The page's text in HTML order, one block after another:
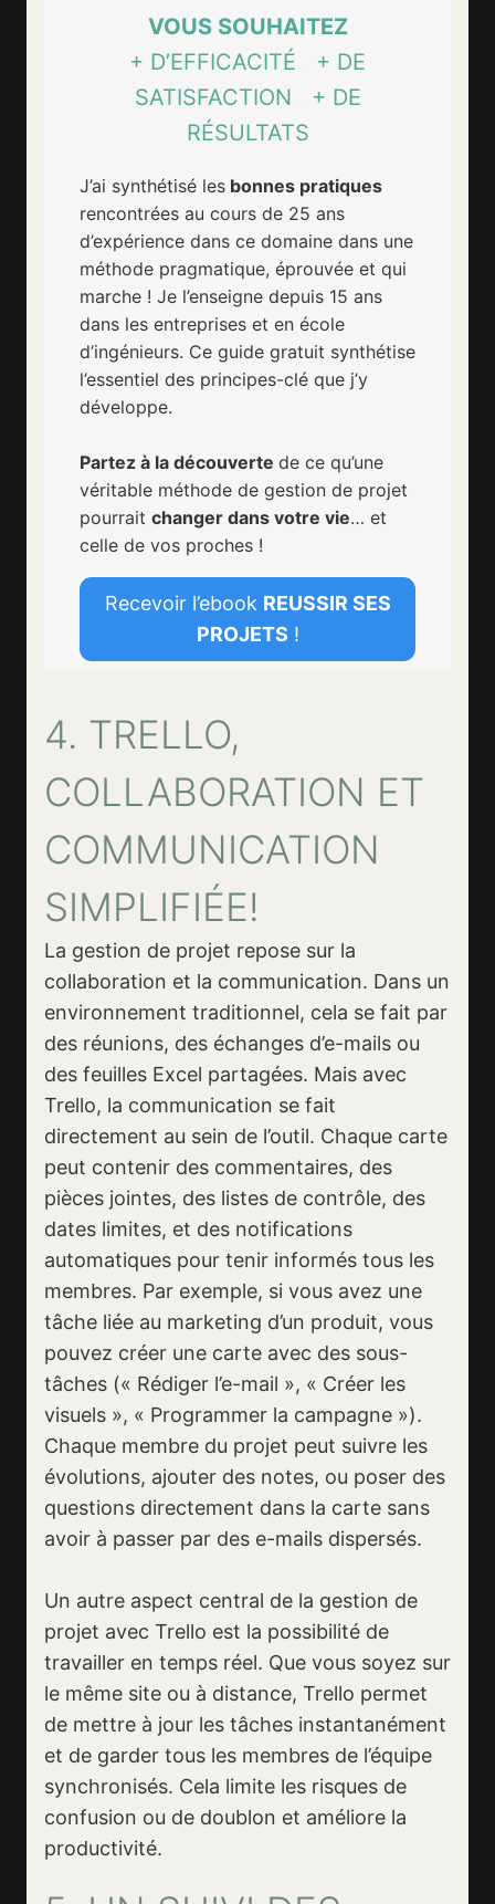
VOUS SOUHAITEZ
+ D’EFFICACITÉ
+ DE
SATISFACTION
+ DE
RÉSULTATS
J’ai synthétisé les bonnes pratiques
rencontrées au cours de 25 ans
d’expérience dans ce domaine dans une
méthode pragmatique, éprouvée et qui
marche ! Je l’enseigne depuis 15 ans
dans les entreprises et en école
d’ingénieurs. Ce guide gratuit synthétise
l’essentiel des principes-clé que j’y
développe.
Partez à la découverte de ce qu’une
véritable méthode de gestion de projet
pourrait changer dans votre vie… et
celle de vos proches !
Recevoir l’ebook REUSSIR SES
PROJETS !
4. TRELLO,
COLLABORATION ET
COMMUNICATION
SIMPLIFIÉE!
La gestion de projet repose sur la
collaboration et la communication. Dans un
environnement traditionnel, cela se fait par
des réunions, des échanges d’e-mails ou
des feuilles Excel partagées. Mais avec
Trello, la communication se fait
directement au sein de l’outil. Chaque carte
peut contenir des commentaires, des
pièces jointes, des listes de contrôle, des
dates limites, et des notifications
automatiques pour tenir informés tous les
membres. Par exemple, si vous avez une
tâche liée au marketing d’un produit, vous
pouvez créer une carte avec des sous-
tâches (« Rédiger l’e-mail », « Créer les
visuels », « Programmer la campagne »).
Chaque membre du projet peut suivre les
évolutions, ajouter des notes, ou poser des
questions directement dans la carte sans
avoir à passer par des e-mails dispersés.
Un autre aspect central de la gestion de
projet avec Trello est la possibilité de
travailler en temps réel. Que vous soyez sur
le même site ou à distance, Trello permet
de mettre à jour les tâches instantanément
et de garder tous les membres de l’équipe
synchronisés. Cela limite les risques de
confusion ou de doublon et améliore la
productivité.